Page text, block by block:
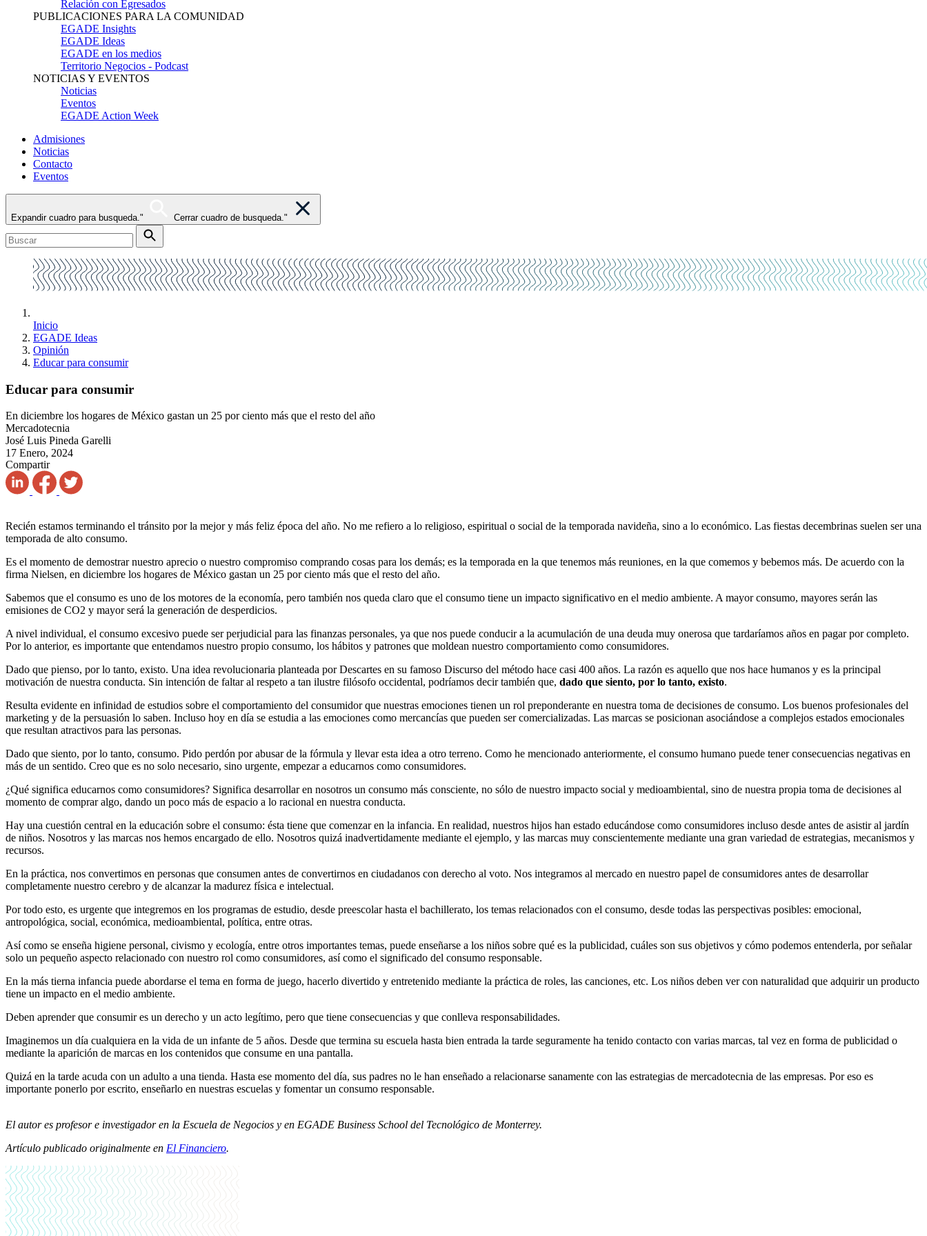
Relación con Egresados
PUBLICACIONES PARA LA COMUNIDAD
EGADE Insights
EGADE Ideas
EGADE en los medios
Territorio Negocios - Podcast
NOTICIAS Y EVENTOS
Noticias
Eventos
EGADE Action Week
Admisiones
Noticias
Contacto
Eventos
Expandir cuadro para busqueda." Cerrar cuadro de busqueda."
Inicio
EGADE Ideas
Opinión
Educar para consumir
Educar para consumir
En diciembre los hogares de México gastan un 25 por ciento más que el resto del año
Mercadotecnia
José Luis Pineda Garelli
17 Enero, 2024
Compartir
Recién estamos terminando el tránsito por la mejor y más feliz época del año. No me refiero a lo religioso, espiritual o social de la temporada navideña, sino a lo económico. Las fiestas decembrinas suelen ser una
temporada de alto consumo.
Es el momento de demostrar nuestro aprecio o nuestro compromiso comprando cosas para los demás; es la temporada en la que tenemos más reuniones, en la que comemos y bebemos más. De acuerdo con la
firma Nielsen, en diciembre los hogares de México gastan un 25 por ciento más que el resto del año.
Sabemos que el consumo es uno de los motores de la economía, pero también nos queda claro que el consumo tiene un impacto significativo en el medio ambiente. A mayor consumo, mayores serán las
emisiones de CO2 y mayor será la generación de desperdicios.
A nivel individual, el consumo excesivo puede ser perjudicial para las finanzas personales, ya que nos puede conducir a la acumulación de una deuda muy onerosa que tardaríamos años en pagar por completo.
Por lo anterior, es importante que entendamos nuestro propio consumo, los hábitos y patrones que moldean nuestro comportamiento como consumidores.
Dado que pienso, por lo tanto, existo. Una idea revolucionaria planteada por Descartes en su famoso Discurso del método hace casi 400 años. La razón es aquello que nos hace humanos y es la principal
motivación de nuestra conducta. Sin intención de faltar al respeto a tan ilustre filósofo occidental, podríamos decir también que, dado que siento, por lo tanto, existo.
Resulta evidente en infinidad de estudios sobre el comportamiento del consumidor que nuestras emociones tienen un rol preponderante en nuestra toma de decisiones de consumo. Los buenos profesionales del
marketing y de la persuasión lo saben. Incluso hoy en día se estudia a las emociones como mercancías que pueden ser comercializadas. Las marcas se posicionan asociándose a complejos estados emocionales
que resultan atractivos para las personas.
Dado que siento, por lo tanto, consumo. Pido perdón por abusar de la fórmula y llevar esta idea a otro terreno. Como he mencionado anteriormente, el consumo humano puede tener consecuencias negativas en
más de un sentido. Creo que es no solo necesario, sino urgente, empezar a educarnos como consumidores.
¿Qué significa educarnos como consumidores? Significa desarrollar en nosotros un consumo más consciente, no sólo de nuestro impacto social y medioambiental, sino de nuestra propia toma de decisiones al
momento de comprar algo, dando un poco más de espacio a lo racional en nuestra conducta.
Hay una cuestión central en la educación sobre el consumo: ésta tiene que comenzar en la infancia. En realidad, nuestros hijos han estado educándose como consumidores incluso desde antes de asistir al jardín
de niños. Nosotros y las marcas nos hemos encargado de ello. Nosotros quizá inadvertidamente mediante el ejemplo, y las marcas muy conscientemente mediante una gran variedad de estrategias, mecanismos y
recursos.
En la práctica, nos convertimos en personas que consumen antes de convertirnos en ciudadanos con derecho al voto. Nos integramos al mercado en nuestro papel de consumidores antes de desarrollar
completamente nuestro cerebro y de alcanzar la madurez física e intelectual.
Por todo esto, es urgente que integremos en los programas de estudio, desde preescolar hasta el bachillerato, los temas relacionados con el consumo, desde todas las perspectivas posibles: emocional,
antropológica, social, económica, medioambiental, política, entre otras.
Así como se enseña higiene personal, civismo y ecología, entre otros importantes temas, puede enseñarse a los niños sobre qué es la publicidad, cuáles son sus objetivos y cómo podemos entenderla, por señalar
solo un pequeño aspecto relacionado con nuestro rol como consumidores, así como el significado del consumo responsable.
En la más tierna infancia puede abordarse el tema en forma de juego, hacerlo divertido y entretenido mediante la práctica de roles, las canciones, etc. Los niños deben ver con naturalidad que adquirir un producto
tiene un impacto en el medio ambiente.
Deben aprender que consumir es un derecho y un acto legítimo, pero que tiene consecuencias y que conlleva responsabilidades.
Imaginemos un día cualquiera en la vida de un infante de 5 años. Desde que termina su escuela hasta bien entrada la tarde seguramente ha tenido contacto con varias marcas, tal vez en forma de publicidad o
mediante la aparición de marcas en los contenidos que consume en una pantalla.
Quizá en la tarde acuda con un adulto a una tienda. Hasta ese momento del día, sus padres no le han enseñado a relacionarse sanamente con las estrategias de mercadotecnia de las empresas. Por eso es
importante ponerlo por escrito, enseñarlo en nuestras escuelas y fomentar un consumo responsable.
El autor es profesor e investigador en la Escuela de Negocios y en EGADE Business School del Tecnológico de Monterrey.
Artículo publicado originalmente en El Financiero.